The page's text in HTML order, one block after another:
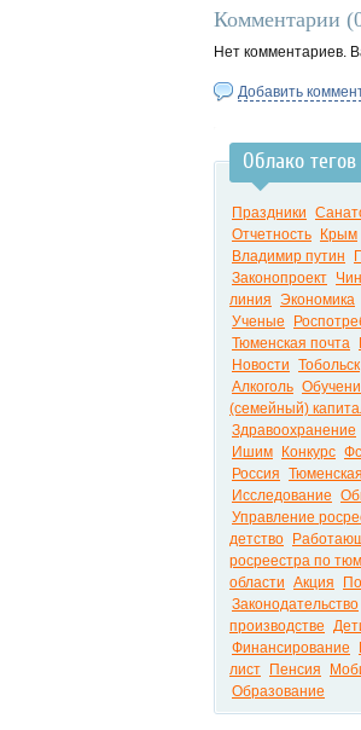
Комментарии (
Нет комментариев.
Добавить
Облако тегов
Праздники
Отчетность
Крым
Владимир путин
Законопроект
линия Экономика
Ученые
Тюменская почта
Новости Тобольск
Алкоголь
(семейный)
Здравоохранение
Ишим
Конкурс
Россия
Исследование
Управление
детство
росреестра по
области Акция
Законодательство
производстве
Финансирование
лист
Пенсия
Образование